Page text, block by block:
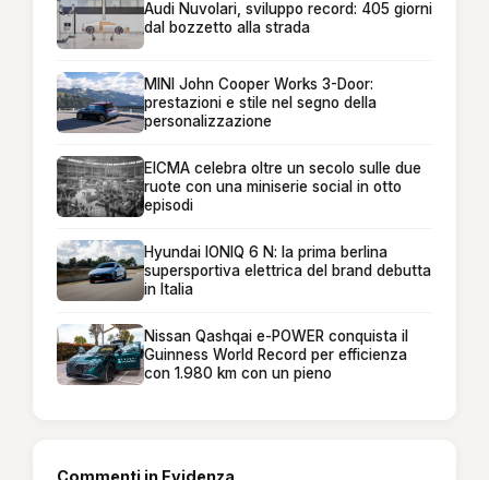
Audi Nuvolari, sviluppo record: 405 giorni
dal bozzetto alla strada
MINI John Cooper Works 3-Door:
prestazioni e stile nel segno della
personalizzazione
EICMA celebra oltre un secolo sulle due
ruote con una miniserie social in otto
episodi
Hyundai IONIQ 6 N: la prima berlina
supersportiva elettrica del brand debutta
in Italia
Nissan Qashqai e-POWER conquista il
Guinness World Record per efficienza
con 1.980 km con un pieno
Commenti in Evidenza